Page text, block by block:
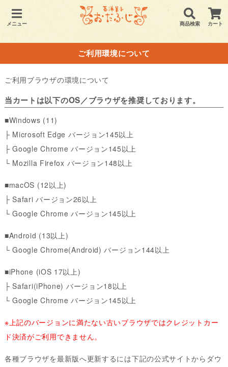
メニュー 商品検索 カート
ご利用環境について
ご利用ブラウザの環境について
当カートは以下のOS／ブラウザを推奨しております。
■Windows (11)
├ Microsoft Edge バージョン145以上
├ Google Chrome バージョン145以上
└ Mozilla Firefox バージョン148以上
■macOS (12以上)
├ Safari バージョン26以上
└ Google Chrome バージョン145以上
■Android (13以上)
└ Google Chrome(Android) バージョン144以上
■iPhone (iOS 17以上)
├ Safari(iPhone) バージョン18以上
└ Google Chrome バージョン145以上
※上記のバージョンに満たない古いブラウザではクレジットカー
ド決済がご利用できません。
各種ブラウザを最新版へ更新するには下記の公式サイトからダウ